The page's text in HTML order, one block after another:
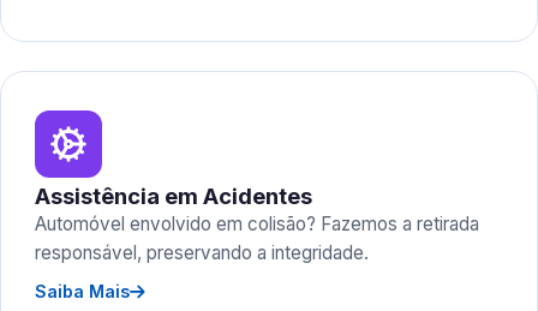
Assistência em Acidentes
Automóvel envolvido em colisão? Fazemos a retirada
responsável, preservando a integridade.
Saiba Mais